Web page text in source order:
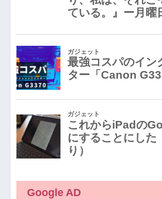
Google AD